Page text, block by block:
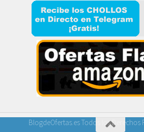
BlogdeOfertas.es Todos los Derechos